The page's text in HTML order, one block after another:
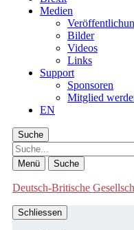
Medien
Bilder
Videos
Links
Support
Sponsoren
Mitglied
EN
Suche
Suche
Menü Suche
Deutsch-Britische
Schliessen